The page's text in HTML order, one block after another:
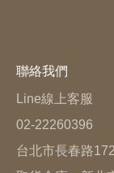
聯絡我們
Line線上客服
02-22260396
台北市長春路